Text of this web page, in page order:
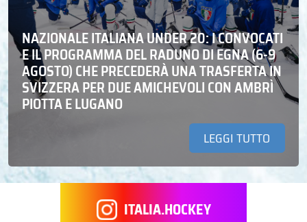
NAZIONALE ITALIANA UNDER 20: I CONVOCATI
E IL PROGRAMMA DEL RADUNO DI EGNA (6-9
AGOSTO) CHE PRECEDERÀ UNA TRASFERTA IN
SVIZZERA PER DUE AMICHEVOLI CON AMBRÌ
PIOTTA E LUGANO
LEGGI TUTTO
ITALIA.HOCKEY